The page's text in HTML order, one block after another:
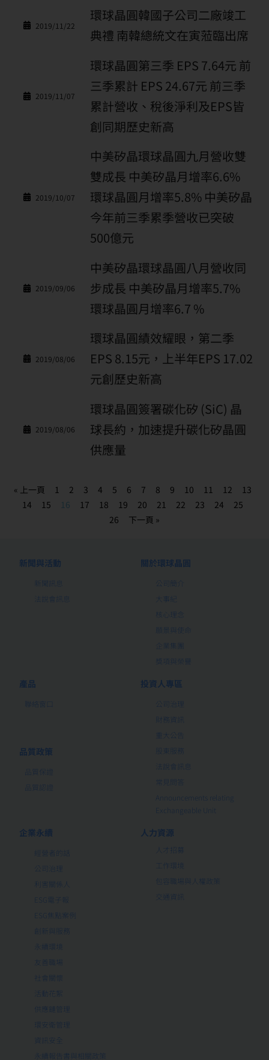
2019/11/22
環球晶圓韓國子公司二廠竣工
典禮 南韓總統文在寅蒞臨出席
2019/11/07
環球晶圓第三季 EPS 7.64元 前
三季累計 EPS 24.67元 前三季
累計營收、稅後淨利及EPS皆
創同期歷史新高
2019/10/07
中美矽晶環球晶圓九月營收雙
雙成長 中美矽晶月增率6.6%
環球晶圓月增率5.8% 中美矽晶
今年前三季累季營收已突破
500億元
2019/09/06
中美矽晶環球晶圓八月營收同
步成長 中美矽晶月增率5.7%
環球晶圓月增率6.7 %
2019/08/06
環球晶圓績效耀眼，第二季
EPS 8.15元，上半年EPS 17.02
元創歷史新高
2019/08/06
環球晶圓簽署碳化矽 (SiC) 晶
球長約，加速提升碳化矽晶圓
供應量
« 上一頁 1 2 3 4 5 6 7 8 9 10 11 12
13
14
15 16 17 18 19 20 21 22 23 24
25
26
下一頁 »
新聞與活動
新聞訊息
法說會訊息
關於環球晶圓
公司簡介
大事紀
核心理念
願景與使命
企業集團
獎項與榮譽
產品
聯絡窗口
品質政策
品質保證
品質認證
投資人專區
公司治理
財務資訊
重大公告
股東服務
法說會訊息
常見問答
Announcements relating
Exchangeable Unit
企業永續
經營者的話
公司治理
利害關係人
ESG電子報
ESG焦點案例
創新與服務
永續環境
友善職場
社會關懷
活動花絮
供應鏈管理
環安衛管理
資訊安全
永續報告書與相關政策
人力資源
人才招募
工作環境
包容職場與人權政策
交通資訊